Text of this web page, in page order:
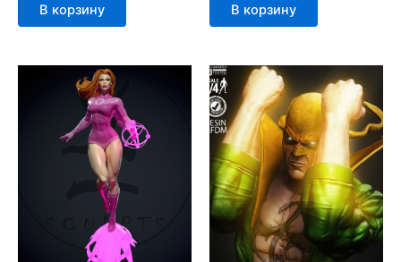
В корзину В корзину